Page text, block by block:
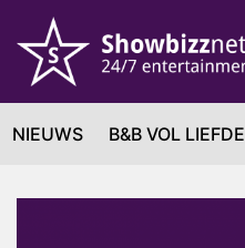
NIEUWS B&B VOL LIEFDE